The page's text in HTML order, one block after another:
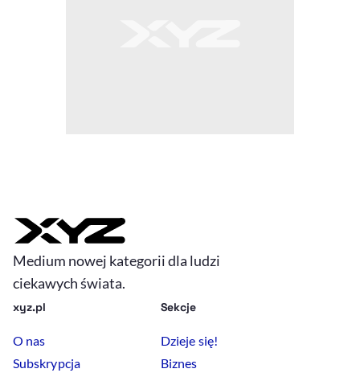
Medium nowej kategorii dla ludzi
ciekawych świata.
xyz.pl
O nas
Subskrypcja
Sekcje
Dzieje się!
Biznes